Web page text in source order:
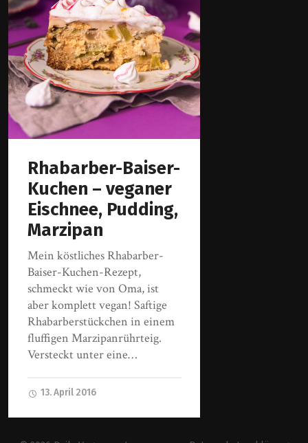
Rhabarber-Baiser-
Kuchen – veganer
Eischnee, Pudding,
Marzipan
Mein köstliches Rhabarber-
Baiser-Kuchen-Rezept,
schmeckt wie von Oma, ist
aber komplett vegan! Saftige
Rhabarberstückchen in einem
fluffigen Marzipanrührteig.
Versteckt unter eine…
13. April 2016